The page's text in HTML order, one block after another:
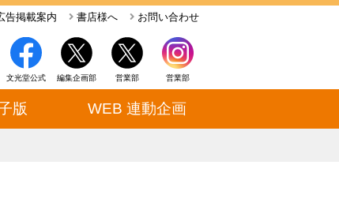
お問い合わせ
書店様へ
告掲載案内
営業部
営業部
編集企画部
文光堂公式
版 WEB 連動企画